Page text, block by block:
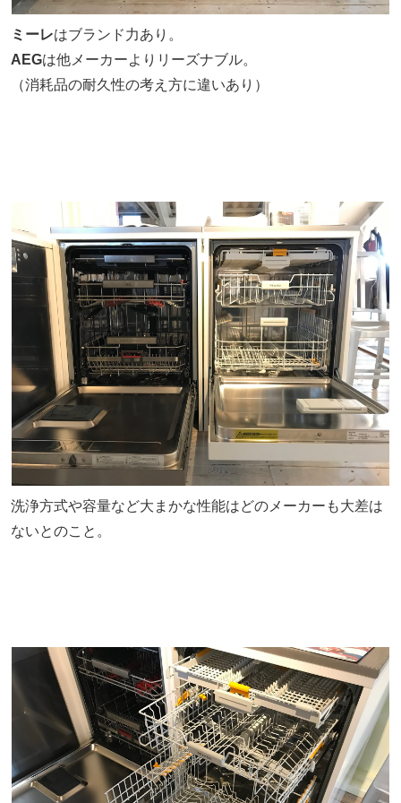
ミーレはブランド力あり。
AEGは他メーカーよりリーズナブル。
（消耗品の耐久性の考え方に違いあり）
洗浄方式や容量など大まかな性能はどのメーカーも大差は
ないとのこと。